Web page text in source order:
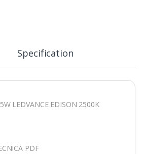
Specification
LEDVANCE EDISON 2500K
PDF